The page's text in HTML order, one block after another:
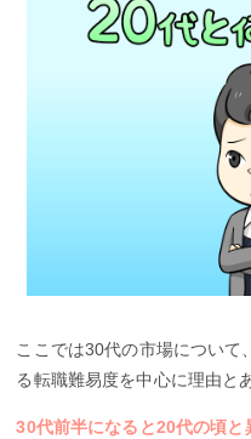
ここでは30代の市場について
る転職難易度を中心に理由と
30代前半になると20代の頃